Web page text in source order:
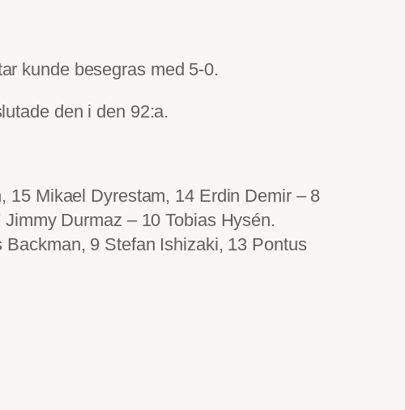
kunde besegras med 5-0.
den i den 92:a.
15 Mikael Dyrestam, 14 Erdin Demir – 8
Durmaz – 10 Tobias Hysén.
9 Stefan Ishizaki, 13 Pontus